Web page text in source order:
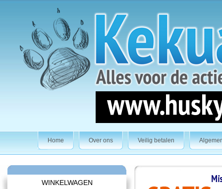
Home Over ons Veilig betalen
WINKELWAGEN